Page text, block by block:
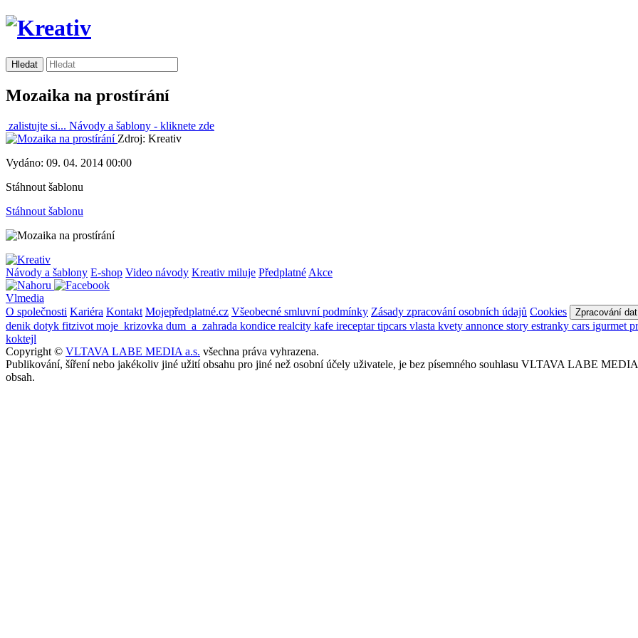
Mozaika na prostírání
zalistujte si... Návody a šablony - kliknete zde
Zdroj: Kreativ
Vydáno: 09. 04. 2014 00:00
Stáhnout šablonu
Stáhnout šablonu
Návody a šablony E-shop Video návody Kreativ miluje Předplatné Akce
Vlmedia
O společnosti Kariéra Kontakt Mojepředplatné.cz Všeobecné smluvní podmínky Zásady zpracování osobních údajů Cookies Zpracování dat
denik dotyk fitzivot moje_krizovka dum_a_zahrada kondice realcity kafe ireceptartipcars vlasta kvety annonce story estranky cars igurmet
koktejl
Copyright © VLTAVA LABE MEDIA a.s. všechna práva vyhrazena.
Publikování, šíření nebo jakékoliv jiné užití obsahu pro jiné než osobní účely uživatele, je bez písemného souhlasu VLTAVA LABE
obsah.